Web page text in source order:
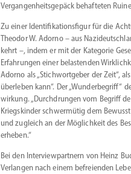
Vergan­gen­heits­gepäck behaf­teten
Zu einer Identi­fi­ka­ti­ons­figur für die
Theodor W. Adorno – aus
kehrt –, indem er mit der Kategorie
Erfah­rungen einer belas­tenden
Adorno als „Stich­wort­geber der Zeit“,
überleben kann“. Der „Wunder­be­griff“
wirkung. „Durch­drungen vom Begriff
Kriegs­kinder schwer­mütig dem
und zugleich an der Möglichkeit des
erheben.“
Bei den Inter­view­partnern von Heinz
Verlangen nach einem befrei­enden